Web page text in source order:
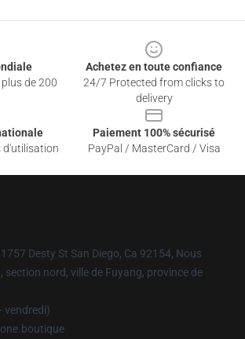
de 200
Achetez en toute confiance
24/7 Protected from clicks to
delivery
d'utilisation
Paiement 100% sécurisé
PayPal / MasterCard / Visa
Desty St San Diego, Ca 92154, Nous
section nord, ville de Fuyang, province de
vendredi)